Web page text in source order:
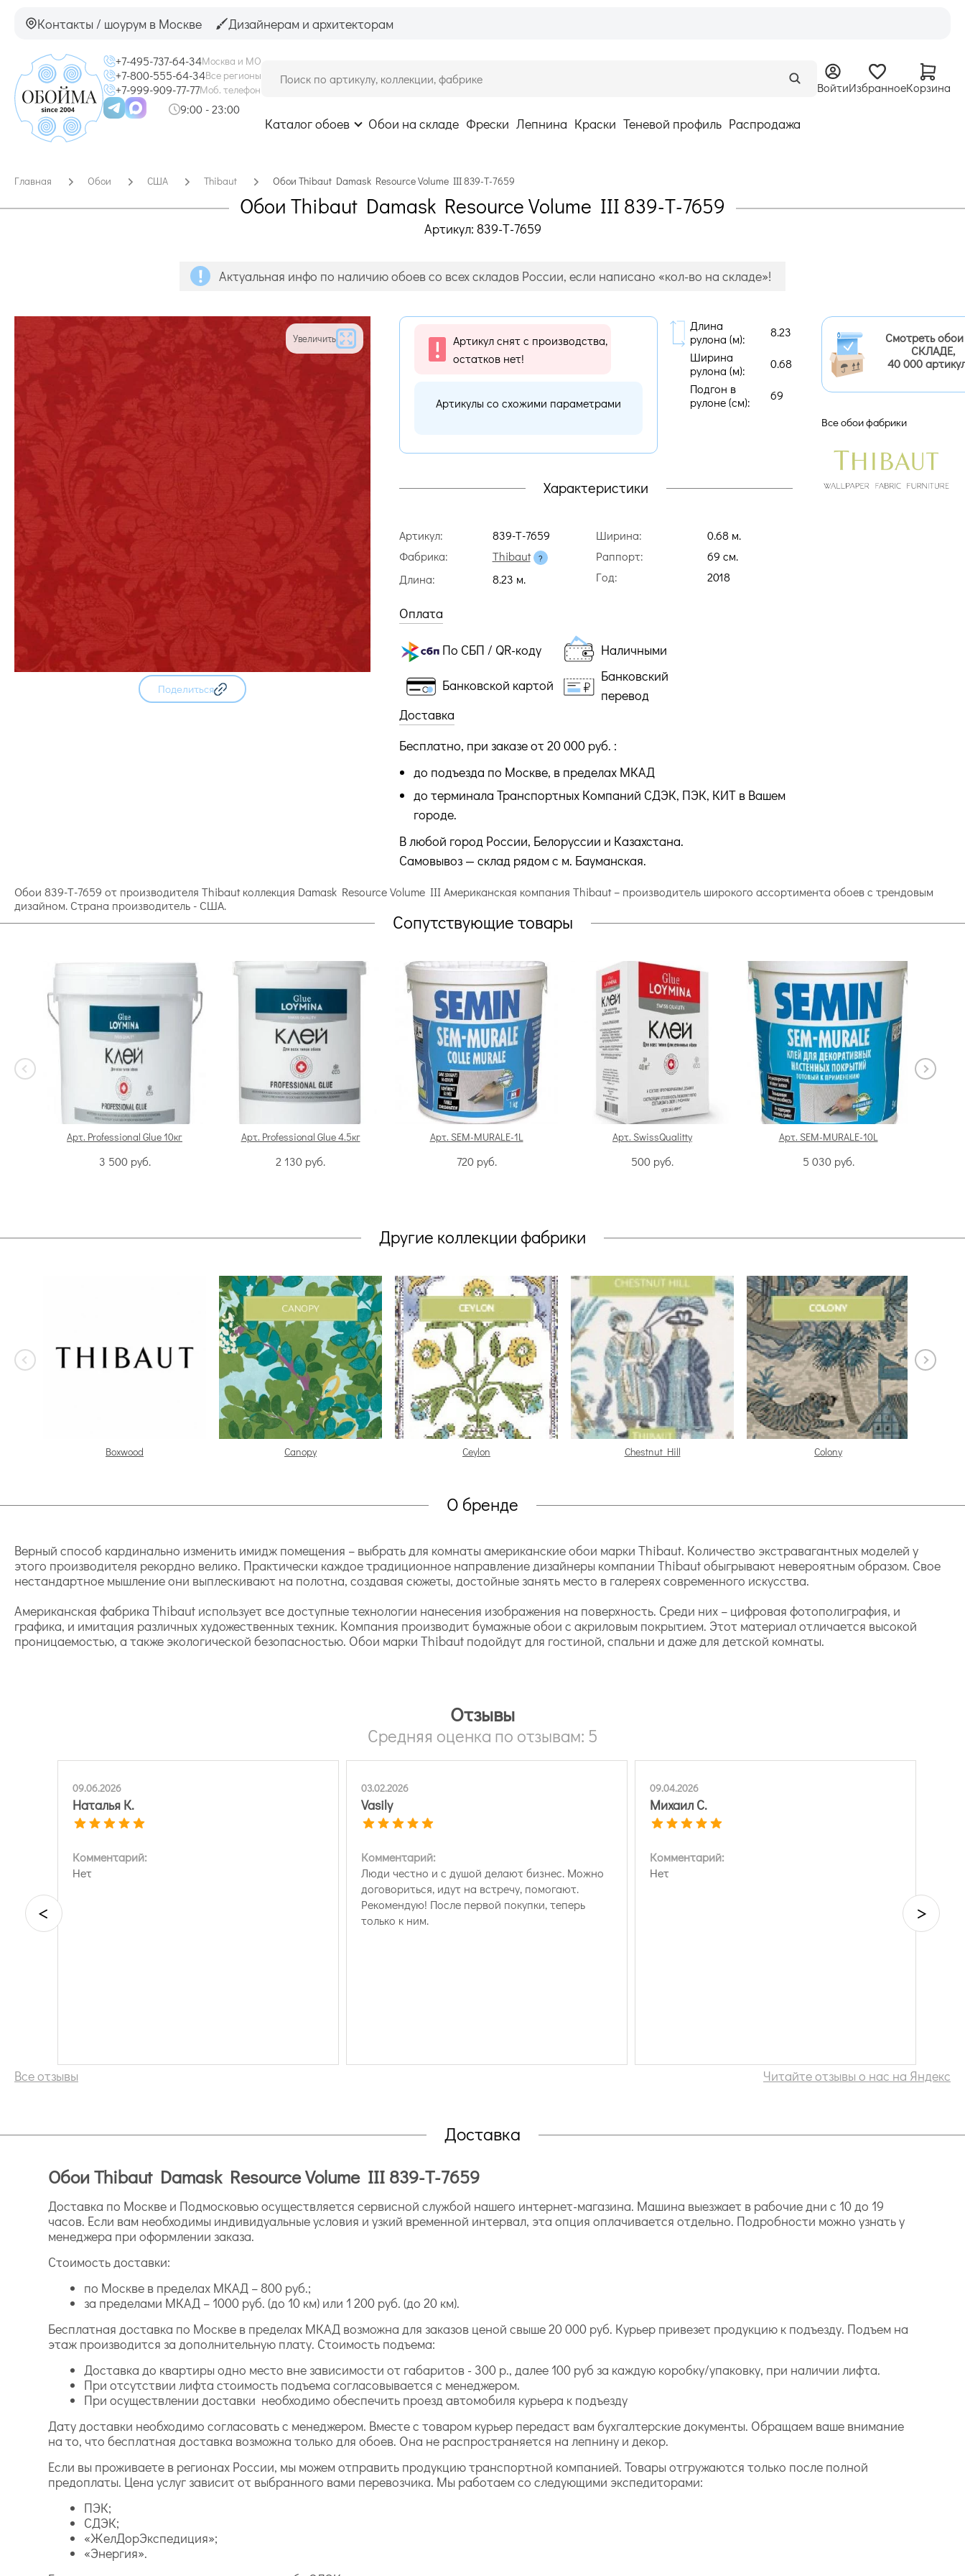
Контакты / шоурум в Москве Дизайнерам и архитекторам
+7-495-737-64-34Москва и МО
+7-800-555-64-34Все регионы
+7-999-909-77-77Моб. телефон
9:00 - 23:00
ВойтиИзбранноеКорзина
Каталог обоев Обои на складе Фрески Лепнина Краски Теневой профиль Распродажа
Главная Обои США Thibaut Обои Thibaut Damask Resource Volume III 839-T-7659
Обои Thibaut Damask Resource Volume III 839-T-7659
Артикул: 839-T-7659
Актуальная инфо по наличию обоев со всех складов России, если написано «кол-во на складе»!
Увеличить
Поделиться
Артикул снят с производства,
остатков нет!
Артикулы со схожими параметрами
Длина
рулона (м):
8.23
Ширина
рулона (м):
0.68
Подгон в
рулоне (cм):
69
Характеристики
Артикул:
839-T-7659
Фабрика:
Thibaut
Длина:
8.23 м.
Ширина:
0.68 м.
Раппорт:
69 cм.
Год:
2018
Оплата
По СБП / QR-коду Наличными
Банковской картой
Банковский
перевод
Доставка
Бесплатно, при заказе от 20 000 руб. :
до подъезда по Москве, в пределах МКАД
до терминала Транспортных Компаний СДЭК, ПЭК, КИТ в Вашем
городе.
В любой город России, Белоруссии и Казахстана.
Самовывоз — склад рядом с м. Бауманская.
Смотреть
СКЛАДЕ,
40 000
Все обои фабрики
Обои 839-T-7659 от производителя Thibaut коллекция Damask Resource Volume III Американская компания Thibaut – производитель широкого ассортимента обоев с трендовым
дизайном. Страна производитель - США.
Сопутствующие товары
Арт. Professional Glue 10кг
3 500 руб.
Арт. Professional Glue 4.5кг
2 130 руб.
Арт. SEM-MURALE-1L
720 руб.
Арт. SwissQualitty
500 руб.
Арт. SEM-MURALE-10L
5 030 руб.
Другие коллекции фабрики
Boxwood Canopy Ceylon Chestnut Hill Colony
О бренде
Верный способ кардинально изменить имидж помещения – выбрать для комнаты американские обои марки Thibaut. Количество экстравагантных моделей у
этого производителя рекордно велико. Практически каждое традиционное направление дизайнеры компании Thibaut обыгрывают невероятным образом. Свое
нестандартное мышление они выплескивают на полотна, создавая сюжеты, достойные занять место в галереях современного искусства.
Американская фабрика Thibaut использует все доступные технологии нанесения изображения на поверхность. Среди них – цифровая фотополиграфия, и
графика, и имитация различных художественных техник. Компания производит бумажные обои с акриловым покрытием. Этот материал отличается высокой
проницаемостью, а также экологической безопасностью. Обои марки Thibaut подойдут для гостиной, спальни и даже для детской комнаты.
Отзывы
Средняя оценка по отзывам: 5
09.06.2026
Наталья К.
Комментарий:
Нет
03.02.2026
Vasily
Комментарий:
Люди честно и с душой делают бизнес. Можно
договориться, идут на встречу, помогают.
Рекомендую! После первой покупки, теперь
только к ним.
09.04.2026
Михаил С.
Комментарий:
Нет
< >
Все отзывы Читайте отзывы о нас на Яндекс
Доставка
Обои Thibaut Damask Resource Volume III 839-T-7659
Доставка по Москве и Подмосковью осуществляется сервисной службой нашего интернет-магазина. Машина выезжает в рабочие дни с 10 до 19
часов. Если вам необходимы индивидуальные условия и узкий временной интервал, эта опция оплачивается отдельно. Подробности можно узнать у
менеджера при оформлении заказа.
Стоимость доставки:
по Москве в пределах МКАД – 800 руб.;
за пределами МКАД – 1000 руб. (до 10 км) или 1 200 руб. (до 20 км).
Бесплатная доставка по Москве в пределах МКАД возможна для заказов ценой свыше 20 000 руб. Курьер привезет продукцию к подъезду. Подъем на
этаж производится за дополнительную плату. Стоимость подъема:
Доставка до квартиры одно место вне зависимости от габаритов - 300 р., далее 100 руб за каждую коробку/упаковку, при наличии лифта.
При отсутствии лифта стоимость подъема согласовывается с менеджером.
При осуществлении доставки необходимо обеспечить проезд автомобиля курьера к подъезду
Дату доставки необходимо согласовать с менеджером. Вместе с товаром курьер передаст вам бухгалтерские документы. Обращаем ваше внимание
на то, что бесплатная доставка возможна только для обоев. Она не распространяется на лепнину и декор.
Если вы проживаете в регионах России, мы можем отправить продукцию транспортной компанией. Товары отгружаются только после полной
предоплаты. Цена услуг зависит от выбранного вами перевозчика. Мы работаем со следующими экспедиторами:
ПЭК;
СДЭК;
«ЖелДорЭкспедиция»;
«Энергия».